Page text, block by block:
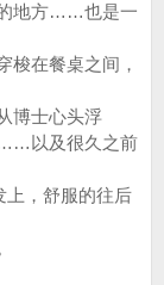
的地方……也是一
在餐桌之间，
博士心头浮
以及很久之前
，舒服的往后